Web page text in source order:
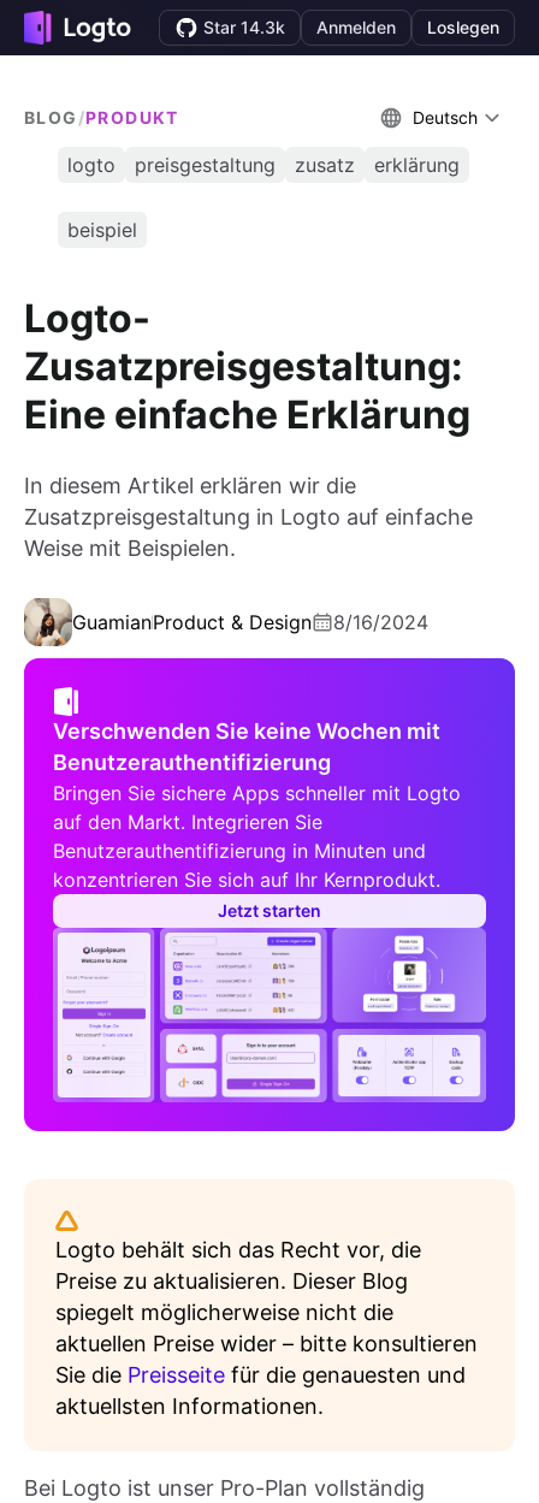
Star 14.3k Anmelden Loslegen
BLOG /PRODUKT Deutsch
logto preisgestaltung zusatz erklärung
beispiel
Logto-
Zusatzpreisgestaltung:
Eine einfache Erklärung
In diesem Artikel erklären wir die
Zusatzpreisgestaltung in Logto auf einfache
Weise mit Beispielen.
GuamianProduct & Design 8/16/2024
Verschwenden Sie keine Wochen mit
Benutzerauthentifizierung
Bringen Sie sichere Apps schneller mit Logto
auf den Markt. Integrieren Sie
Benutzerauthentifizierung in Minuten und
konzentrieren Sie sich auf Ihr Kernprodukt.
Jetzt starten
Logto behält sich das Recht vor, die
Preise zu aktualisieren. Dieser Blog
spiegelt möglicherweise nicht die
aktuellen Preise wider – bitte konsultieren
Sie die Preisseite für die genauesten und
aktuellsten Informationen.
Bei Logto ist unser Pro-Plan vollständig